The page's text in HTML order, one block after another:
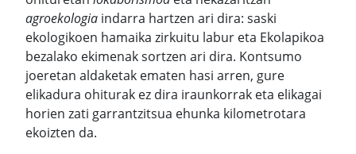
agroekologia indarra hartzen ari dira: saski
ekologikoen hamaika zirkuitu labur eta Ekolapikoa
bezalako ekimenak sortzen ari dira. Kontsumo
joeretan aldaketak ematen hasi arren, gure
elikadura ohiturak ez dira iraunkorrak eta elikagai
horien zati garrantzitsua ehunka kilometrotara
ekoizten da.